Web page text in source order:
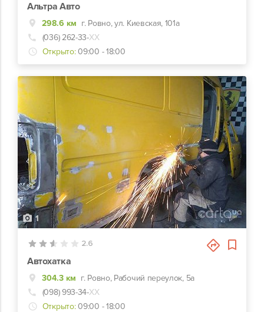
Альтра Авто
298.6 км г. Ровно, ул. Киевская, 101а
(036) 262-33-ХХ
Открыто: 09:00 - 18:00
1
2.6
Автохатка
304.3 км г. Ровно, Рабочий переулок, 5а
(098) 993-34-ХХ
Открыто: 09:00 - 18:00